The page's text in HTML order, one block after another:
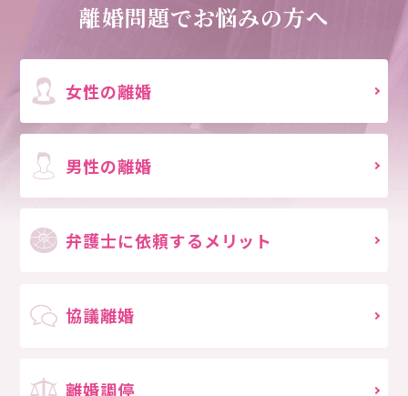
離婚問題でお悩みの方へ
女性の離婚
男性の離婚
弁護士に依頼するメリット
協議離婚
離婚調停